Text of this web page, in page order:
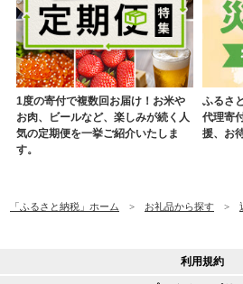
1度の寄付で複数回お届け！お米や
お肉、ビールなど、楽しみが続く人
気の定期便を一挙ご紹介いたしま
す。
ふるさ
代理寄
援、お
「ふるさと納税」ホーム お礼品から探す
利用規約